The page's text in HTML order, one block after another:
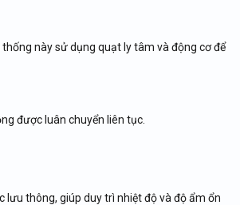
này sử dụng quạt ly tâm và động cơ để
được luân chuyển liên tục.
thông, giúp duy trì nhiệt độ và độ ẩm ổn